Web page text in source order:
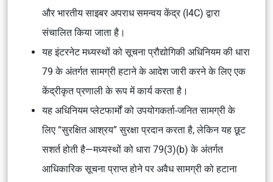
और भारतीय साइबर अपराध समन्वय केंद्र (I4C) द्वारा
संचालित किया जाता है।
यह इंटरनेट मध्यस्थों को सूचना प्रौद्योगिकी अधिनियम की धारा
79 के अंतर्गत सामग्री हटाने के आदेश जारी करने के लिए एक
केंद्रीकृत प्रणाली के रूप में कार्य करता है।
यह अधिनियम प्लेटफार्मों को उपयोगकर्ता-जनित सामग्री के
लिए “सुरक्षित आश्रय” सुरक्षा प्रदान करता है, लेकिन यह छूट
सशर्त होती है—मध्यस्थों को धारा 79(3)(b) के अंतर्गत
आधिकारिक सूचना प्राप्त होने पर अवैध सामग्री को हटाना